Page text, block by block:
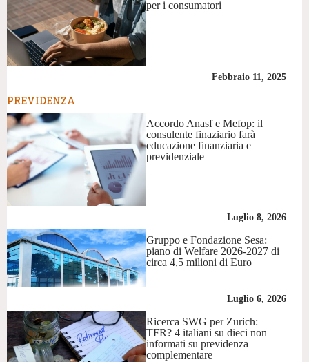
per i consumatori
Febbraio 11, 2025
PREVIDENZA
Accordo Anasf e Mefop: il
consulente finaziario farà
educazione finanziaria e
previdenziale
Luglio 8, 2026
Gruppo e Fondazione Sesa:
piano di Welfare 2026-2027 di
circa 4,5 milioni di Euro
Luglio 6, 2026
Ricerca SWG per Zurich:
TFR? 4 italiani su dieci non
informati su previdenza
complementare